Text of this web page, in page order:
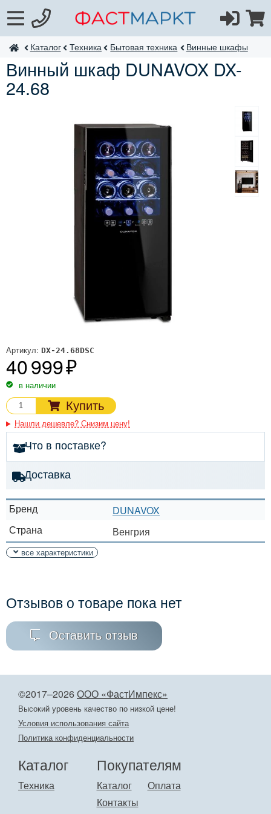
ФастМаркт
Каталог Техника Бытовая техника Винные шкафы
Винный шкаф DUNAVOX DX-
24.68
Бренд
DUNAVOX
Страна
Венгрия
все характеристики
Артикул: DX-24.68DSC
40 999
в наличии
Купить
Нашли дешевле? Снизим цену!
Что в поставке?
Доставка
Отзывов о товаре пока нет
Оставить отзыв
©2017–2026ООО «ФастИмпекс»
Высокий уровень качество по низкой цене!
Условия использования сайта
Политика конфиденциальности
Покупателям
Каталог
Оплата
Контакты
Каталог
Техника